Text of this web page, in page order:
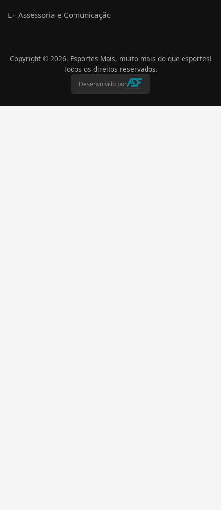
E+ Assessoria e Comunicação
Copyright © 2026. Esportes Mais, muito mais do que esportes!
Todos os direitos reservados.
Desenvolvido por